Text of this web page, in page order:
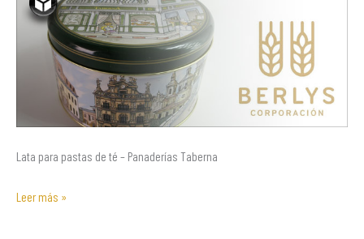
Lata para pastas de té – Panaderías Taberna
de
Leer más »